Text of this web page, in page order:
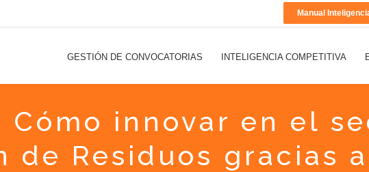
Manual
GESTIÓN DE CONVOCATORIAS INTELIGENCIA COMPETITIVA
Cómo innovar en el
de Residuos gracias